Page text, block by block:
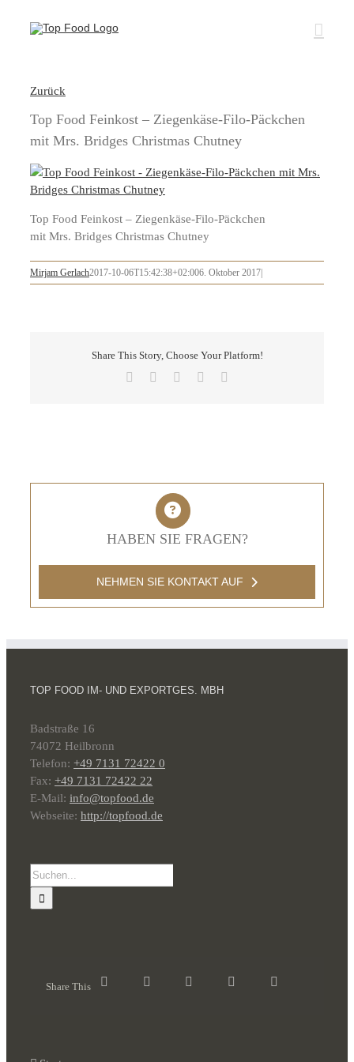
Inhalt
Zurück
Top Food Feinkost – Ziegenkäse-Filo-Päckchen
mit Mrs. Bridges Christmas Chutney
Top Food Feinkost – Ziegenkäse-Filo-Päckchen
mit Mrs. Bridges Christmas Chutney
Mirjam Gerlach2017-10-06T15:42:38+02:006. Oktober 2017
Share This Story, Choose Your Platform!
Facebook LinkedInPinterest
HABEN SIE FRAGEN?
NEHMEN SIE KONTAKT AUF
TOP FOOD IM- UND EXPORTGES. MBH
Badstraße 16
74072 Heilbronn
Telefon: +49 7131 72422 0
Fax: +49 7131 72422 22
E-Mail: info@topfood.de
Webseite: http://topfood.de
Suche
nach:
Share This